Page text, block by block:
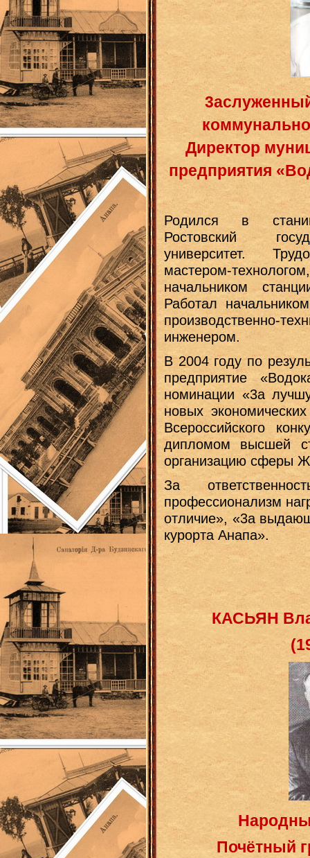
Директор
предприятия
Родился в
Ростовский
университет.
мастером-
начальником
Работал
производственно-
инженером.
В 2004 году по
предприятие
номинации «3а
новых
Всероссийского
дипломом высшей
организацию сферы
За
профессионализм
отличие», «3а
курорта Анапа».
КАСЬЯН
Почётный